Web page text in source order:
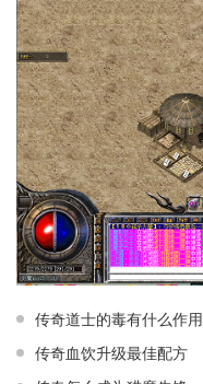
传奇道士的毒有什么作用
传奇血饮升级最佳配方